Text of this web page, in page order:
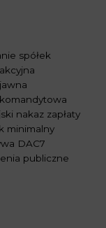
spółek
nakaz zapłaty
minimalny
DAC7
publiczne